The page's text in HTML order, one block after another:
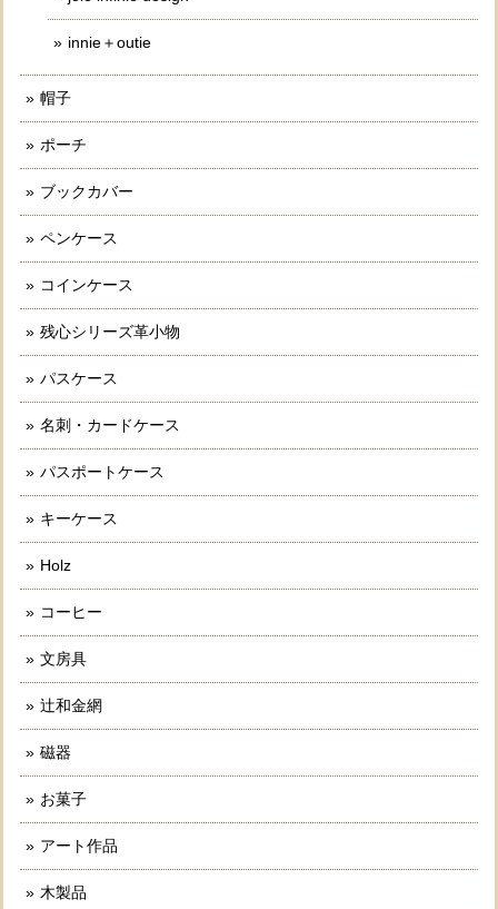
innie＋outie
帽子
ポーチ
ブックカバー
ペンケース
コインケース
残心シリーズ革小物
パスケース
名刺・カードケース
パスポートケース
キーケース
Holz
コーヒー
文房具
辻和金網
磁器
お菓子
アート作品
木製品